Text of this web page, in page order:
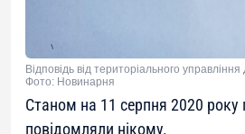
Відповідь від територіального
Фото: Новинарня
Станом на 11 серпня 2020 року
повідомляли нікому.